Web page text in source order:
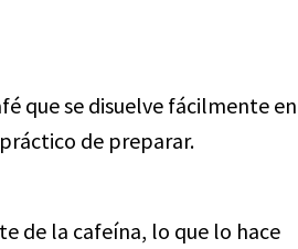
que se disuelve fácilmente en
de preparar.
de la cafeína, lo que lo hace